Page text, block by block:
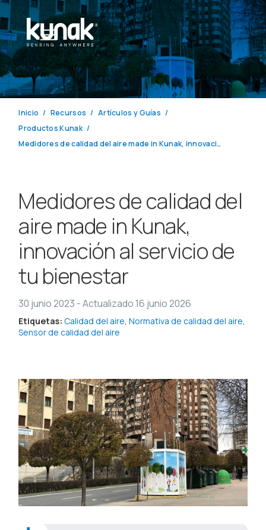
Inicio Recursos
Artículos y Guías
Productos Kunak
Medidores de calidad del aire made in Kunak, innovación al servicio de tu bienestar
Medidores de calidad del
aire made in Kunak,
innovación al servicio de
tu bienestar
30 junio 2023 -Actualizado 16 junio 2026
Etiquetas:Calidad del aire ,Normativa de calidad del aire
Sensor de calidad del aire